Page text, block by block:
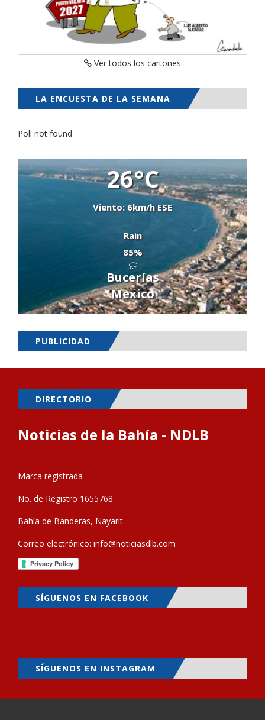
Ver todos los cartones
LA ENCUESTA DE LA SEMANA
Poll not found
26°C
Viento: 6km/h ESE
Rain
85%
Bucerías
Mexico
PUBLICIDAD
DIRECTORIO
Noticias de la Bahía - NDLB
Marca registrada
No. de Registro 1655768
Bahía de Banderas, Nayarit
Correo electrónico: info@noticiasdlb.com
SÍGUENOS EN FACEBOOK
SÍGUENOS EN INSTAGRAM